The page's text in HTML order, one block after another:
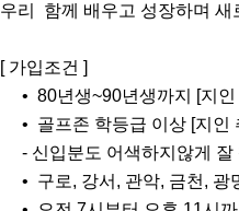
우리  함께 배우고 성장하며
[ 가입조건 ]